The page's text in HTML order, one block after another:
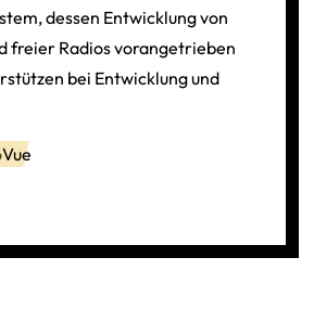
dessen Entwicklung von
freier Radios vorangetrieben
bei Entwicklung und
Vue